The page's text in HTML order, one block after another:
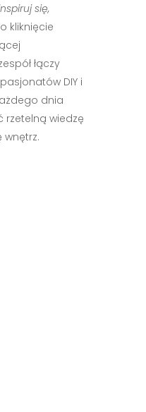
się,
kliknięcie
łączy
DIY i
dnia
wiedzę
wnętrz.